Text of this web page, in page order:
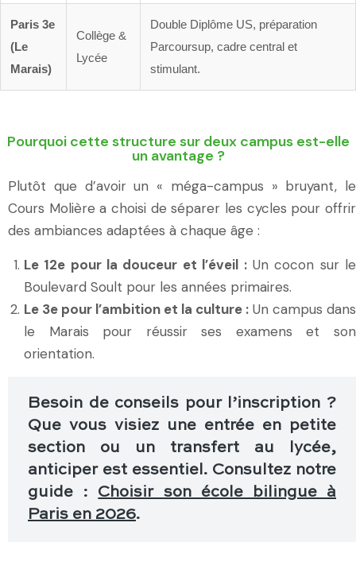
Paris 3e
(Le
Marais)
Collège &
Lycée
Double Diplôme US, préparation
Parcoursup, cadre central et
stimulant.
Pourquoi cette structure sur deux campus est-elle
un avantage ?
Plutôt que d’avoir un « méga-campus » bruyant, le
Cours Molière a choisi de séparer les cycles pour offrir
des ambiances adaptées à chaque âge :
Le 12e pour la douceur et l’éveil :Un cocon sur le
Boulevard Soult pour les années primaires.
Le 3e pour l’ambition et la culture : Un campus dans
le Marais pour réussir ses examens et son
orientation.
Besoin de conseils pour l’inscription ?
Que vous visiez une entrée en petite
section ou un transfert au lycée,
anticiper est essentiel. Consultez notre
guide : Choisir son école bilingue à
Paris en 2026.